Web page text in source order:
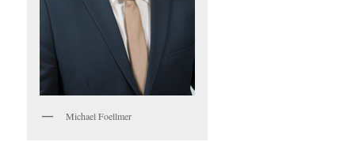
Michael Foellmer